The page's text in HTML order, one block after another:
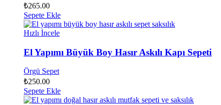
₺265.00
Sepete Ekle
Hızlı İncele
El Yapımı Büyük Boy Hasır Askılı Kapı Sepeti
Örgü Sepet
₺250.00
Sepete Ekle